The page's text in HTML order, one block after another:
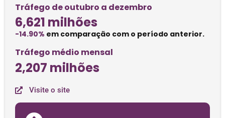
Tráfego de outubro a dezembro
6,621 milhões
-14.90% em comparação com o período anterior.
Tráfego médio mensal
2,207 milhões
Visite o site